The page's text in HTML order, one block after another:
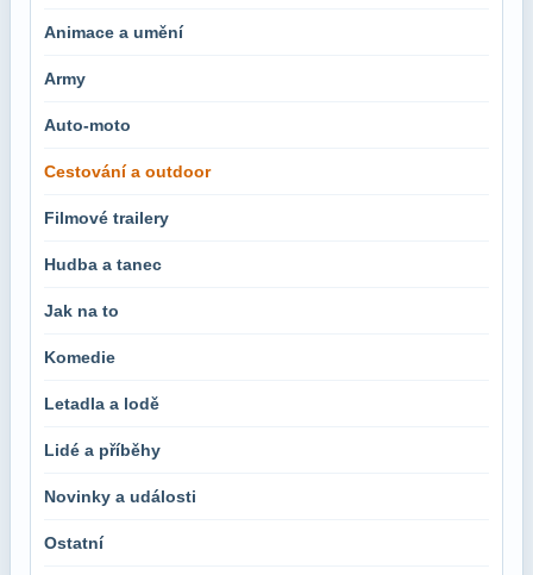
Animace a umění
Army
Auto-moto
Cestování a outdoor
Filmové trailery
Hudba a tanec
Jak na to
Komedie
Letadla a lodě
Lidé a příběhy
Novinky a události
Ostatní